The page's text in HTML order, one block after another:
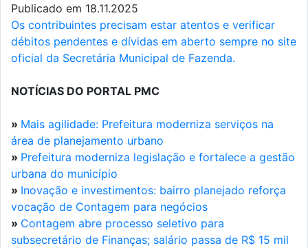
Publicado em 18.11.2025
Os contribuintes precisam estar atentos e verificar
débitos pendentes e dívidas em aberto sempre no site
oficial da Secretária Municipal de Fazenda.
NOTÍCIAS DO PORTAL PMC
» Mais agilidade: Prefeitura moderniza serviços na
área de planejamento urbano
» Prefeitura moderniza legislação e fortalece a gestão
urbana do município
» Inovação e investimentos: bairro planejado reforça
vocação de Contagem para negócios
» Contagem abre processo seletivo para
subsecretário de Finanças; salário passa de R$ 15 mil